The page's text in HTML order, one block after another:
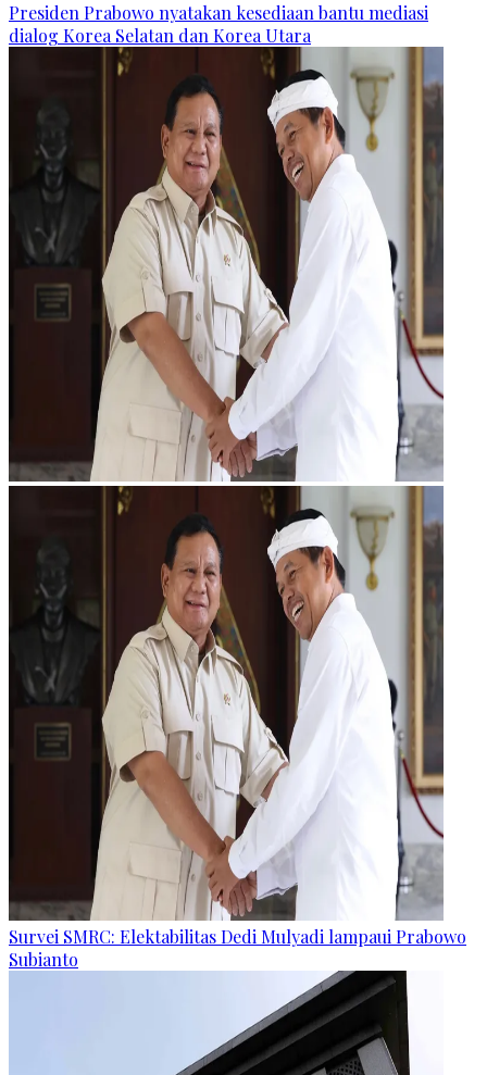
Presiden Prabowo nyatakan kesediaan bantu mediasi
dialog Korea Selatan dan Korea Utara
Survei SMRC: Elektabilitas Dedi Mulyadi lampaui Prabowo
Subianto